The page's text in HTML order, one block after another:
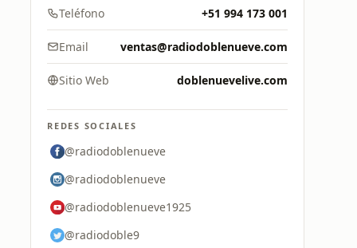
Teléfono +51 994 173 001
Email ventas@radiodoblenueve.com
Sitio Web doblenuevelive.com
REDES SOCIALES
@radiodoblenueve
@radiodoblenueve
@radiodoblenueve1925
@radiodoble9